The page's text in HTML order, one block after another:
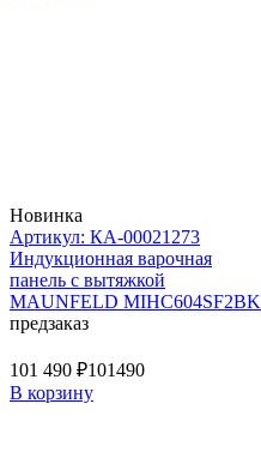
Новинка
Артикул: КА-00021273
Индукционная варочная
панель с вытяжкой
MAUNFELD MIHC604SF2BK
предзаказ
101 490 ₽101490
В корзину